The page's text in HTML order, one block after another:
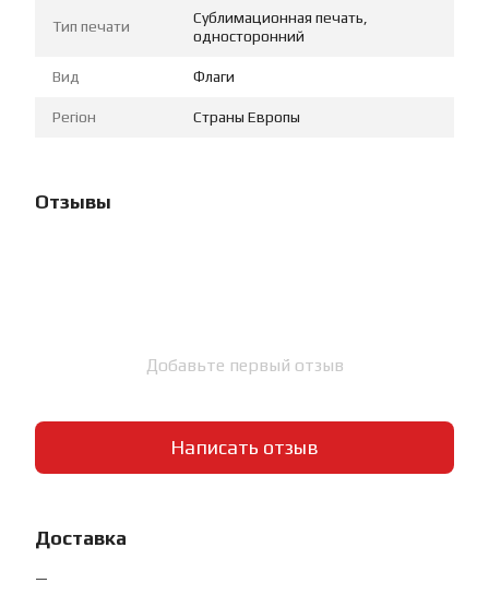
Тип печати
Сублимационная печать,
односторонний
Вид Флаги
Регіон Страны Европы
Отзывы
Добавьте первый отзыв
Написать отзыв
Доставка